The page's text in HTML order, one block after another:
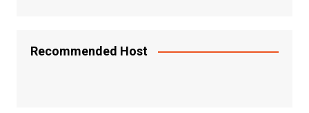
Recommended Host